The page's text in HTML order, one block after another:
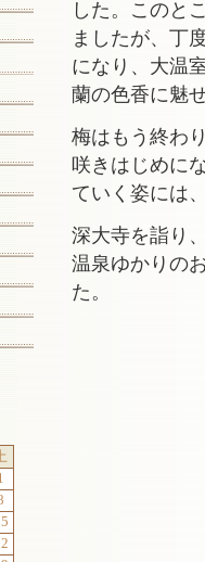
した。このと
ましたが、丁
になり、大温
蘭の色香に魅
梅はもう終わ
咲きはじめに
ていく姿には
深大寺を詣り
温泉ゆかりの
た。